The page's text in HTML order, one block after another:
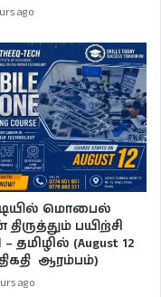
ago
மொபைல்
பயிற்சி
தமிழில் (August 12
ஆரம்பம்)
ago